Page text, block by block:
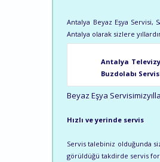
Antalya Beyaz Eşya Servisi,
Antalya olarak sizlere
Antalya
Buzdolabı
Beyaz Eşya
Hızlı ve yerinde servis
Servis talebiniz olduğunda
görüldüğü takdirde servis